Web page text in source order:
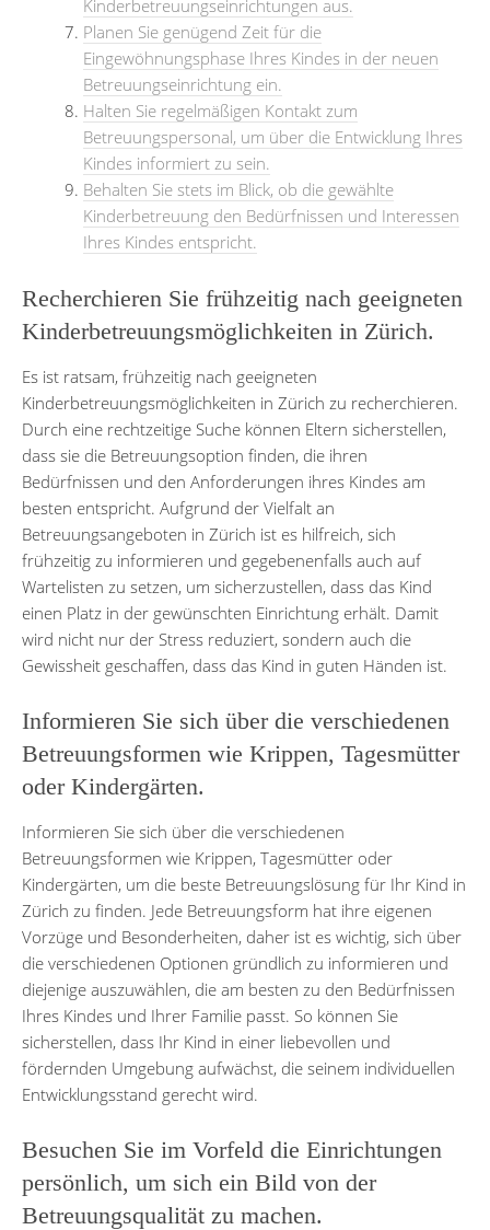
Kinderbetreuungseinrichtungen aus.
Planen Sie genügend Zeit für die
Eingewöhnungsphase Ihres Kindes in der neuen
Betreuungseinrichtung ein.
Halten Sie regelmäßigen Kontakt zum
Betreuungspersonal, um über die Entwicklung Ihres
Kindes informiert zu sein.
Behalten Sie stets im Blick, ob die gewählte
Kinderbetreuung den Bedürfnissen und Interessen
Ihres Kindes entspricht.
Recherchieren Sie frühzeitig nach geeigneten
Kinderbetreuungsmöglichkeiten in Zürich.
Es ist ratsam, frühzeitig nach geeigneten
Kinderbetreuungsmöglichkeiten in Zürich zu recherchieren.
Durch eine rechtzeitige Suche können Eltern sicherstellen,
dass sie die Betreuungsoption finden, die ihren
Bedürfnissen und den Anforderungen ihres Kindes am
besten entspricht. Aufgrund der Vielfalt an
Betreuungsangeboten in Zürich ist es hilfreich, sich
frühzeitig zu informieren und gegebenenfalls auch auf
Wartelisten zu setzen, um sicherzustellen, dass das Kind
einen Platz in der gewünschten Einrichtung erhält. Damit
wird nicht nur der Stress reduziert, sondern auch die
Gewissheit geschaffen, dass das Kind in guten Händen ist.
Informieren Sie sich über die verschiedenen
Betreuungsformen wie Krippen, Tagesmütter
oder Kindergärten.
Informieren Sie sich über die verschiedenen
Betreuungsformen wie Krippen, Tagesmütter oder
Kindergärten, um die beste Betreuungslösung für Ihr Kind in
Zürich zu finden. Jede Betreuungsform hat ihre eigenen
Vorzüge und Besonderheiten, daher ist es wichtig, sich über
die verschiedenen Optionen gründlich zu informieren und
diejenige auszuwählen, die am besten zu den Bedürfnissen
Ihres Kindes und Ihrer Familie passt. So können Sie
sicherstellen, dass Ihr Kind in einer liebevollen und
fördernden Umgebung aufwächst, die seinem individuellen
Entwicklungsstand gerecht wird.
Besuchen Sie im Vorfeld die Einrichtungen
persönlich, um sich ein Bild von der
Betreuungsqualität zu machen.